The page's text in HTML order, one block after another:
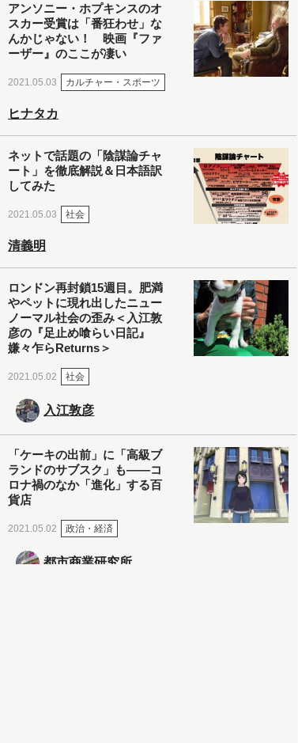
アンソニー・ホプキンスのオ
スカー受賞は「番狂わせ」な
んかじゃない！ 映画『ファ
ーザー』のここが凄い
2021.05.03 カルチャー・スポーツ
ヒナタカ
ネットで話題の「陰謀論チャ
ート」を徹底解説＆日本語訳
してみた
2021.05.03 社会
清義明
ロンドン再封鎖15週目。肥満
やペットに現れ出したニュー
ノーマル社会の歪み＜入江敦
彦の『足止め喰らい日記』
嫌々乍らReturns＞
2021.05.02 社会
入江敦彦
「ケーキの出前」に「高級ブ
ランドのサブスク」も――コ
ロナ禍のなか「進化」する百
貨店
2021.05.02 政治・経済
都市商業研究所